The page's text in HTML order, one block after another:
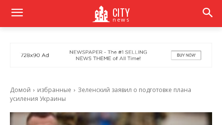
CITY
news
Домой избранные
Зеленский заявил о подготовке плана
усиления Украины